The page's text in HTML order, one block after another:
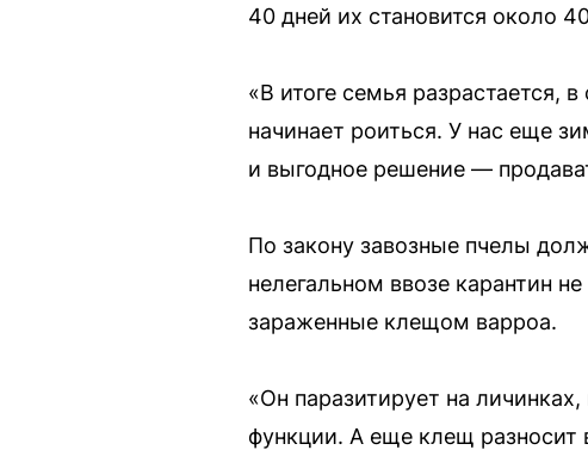
40 дней их становится около
«В итоге семья разрастается,
начинает роиться. У нас еще
и выгодное решение —
По закону завозные пчелы
нелегальном ввозе карантин
зараженные клещом варроа.
«Он паразитирует на
функции. А еще клещ разносит